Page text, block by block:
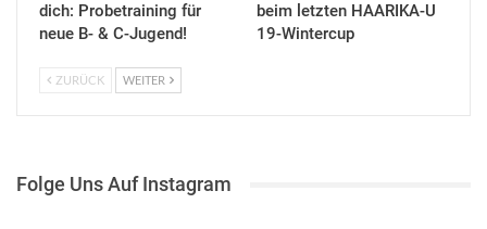
dich: Probetraining für
neue B- & C-Jugend!
beim letzten HAARIKA-U
19-Wintercup
ZURÜCK WEITER
Folge Uns Auf Instagram